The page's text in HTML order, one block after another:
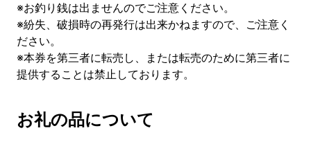
※お釣り銭は出ませんのでご注意ください。
※紛失、破損時の再発行は出来かねますので、ご注意く
ださい。
※本券を第三者に転売し、または転売のために第三者に
提供することは禁止しております。
お礼の品について